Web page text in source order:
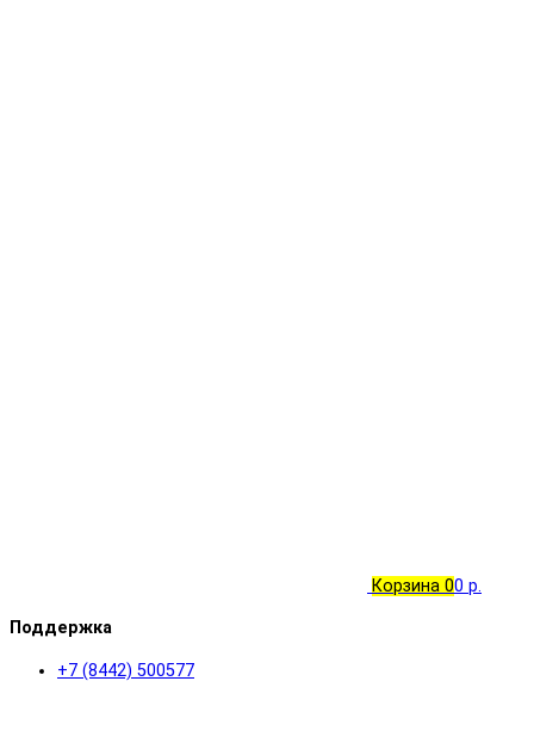
Корзина 00 р.
Поддержка
+7 (8442) 500577